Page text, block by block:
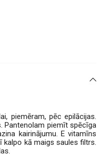
piemēram, pēc epilācijas.
Pantenolam piemīt spēcīga
kairinājumu. E vitamīns
kā maigs saules filtrs.